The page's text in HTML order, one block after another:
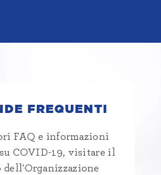
FREQUENTI
FAQ e informazioni
COVID-19, visitare il
dell'Organizzazione